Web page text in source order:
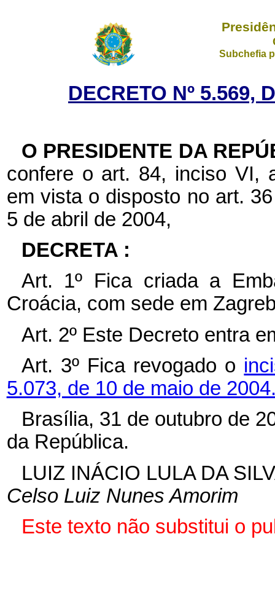
Subchefia
DECRETO Nº 5.569,
O PRESIDENTE DA
confere o art. 84, inciso VI,
em vista o disposto no art.
5 de abril de 2004,
DECRETA :
Art. 1º Fica criada a
Croácia, com sede em
Art. 2º Este Decreto entra
Art. 3º Fica revogado o
5.073, de 10 de maio de
Brasília, 31 de outubro de
da República.
LUIZ INÁCIO LULA DA
Celso Luiz Nunes Amorim
Este texto não substitui o